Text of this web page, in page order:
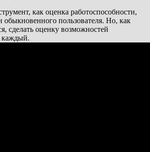
как оценка работоспособности,
обыкновенного пользователя. Но, как
сделать оценку возможностей
каждый.